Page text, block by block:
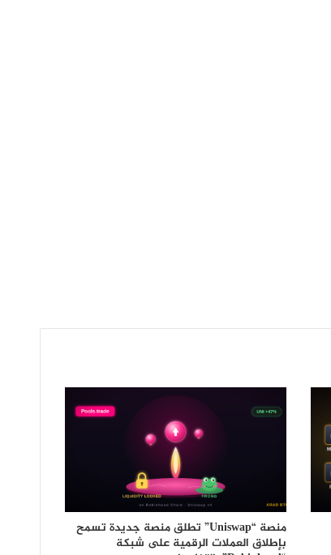
منصة “Uniswap” تطلق منصة جديدة تسمح
بإطلاق العملات الرقمية على شبكة